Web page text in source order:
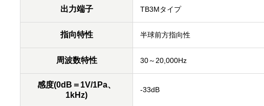
出力端子 TB3Mタイプ
指向特性 半球前方指向性
周波数特性 30～20,000Hz
感度(0dB＝1V/1Pa、
1kHz)
-33dB